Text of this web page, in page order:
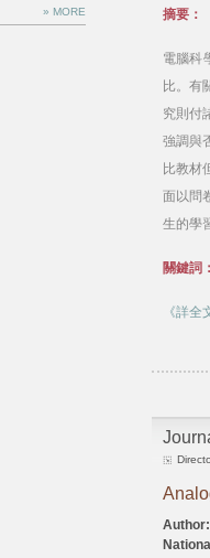
» MORE 摘要：
電腦科
比。有
究則付
強調與
比教材
面以問
生的學
關鍵詞：
《詳全